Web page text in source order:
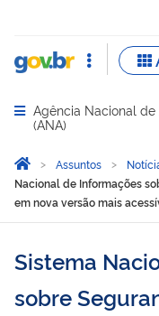
Abrir menu principal
Agência Nacional
(ANA)
Você está aqui:
Página Inicial
Assuntos
Nacional de Informações
em nova versão mais
Sistema
sobre